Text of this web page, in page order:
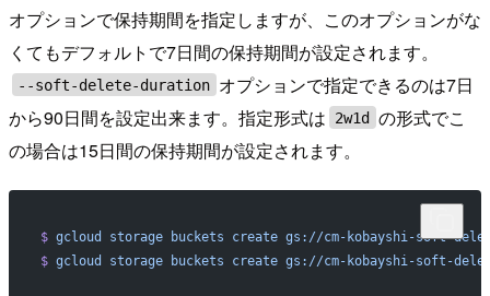
オプションで保持期間を指定しますが、このオプションがな
くてもデフォルトで7日間の保持期間が設定されます。
--soft-delete-duration オプションで指定できるのは7日
から90日間を設定出来ます。指定形式は
2w1d
の形式でこ
の場合は15日間の保持期間が設定されます。
$ gcloud storage buckets create gs://cm-kobayshi-soft-
$ gcloud storage buckets create gs://cm-kobayshi-soft-